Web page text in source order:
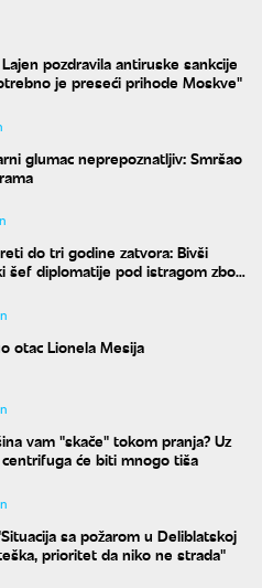
pozdravila antiruske sankcije
je preseći prihode Moskve"
glumac neprepoznatljiv: Smršao
do tri godine zatvora: Bivši
šef diplomatije pod istragom zbog
otac Lionela Mesija
vam "skače" tokom pranja? Uz
će biti mnogo tiša
sa požarom u Deliblatskoj
prioritet da niko ne strada"